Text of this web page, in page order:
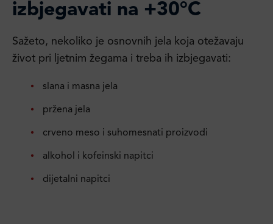
izbjegavati na +30°C
Sažeto, nekoliko je osnovnih jela koja otežavaju
život pri ljetnim žegama i treba ih izbjegavati:
slana i masna jela
pržena jela
crveno meso i suhomesnati proizvodi
alkohol i kofeinski napitci
dijetalni napitci